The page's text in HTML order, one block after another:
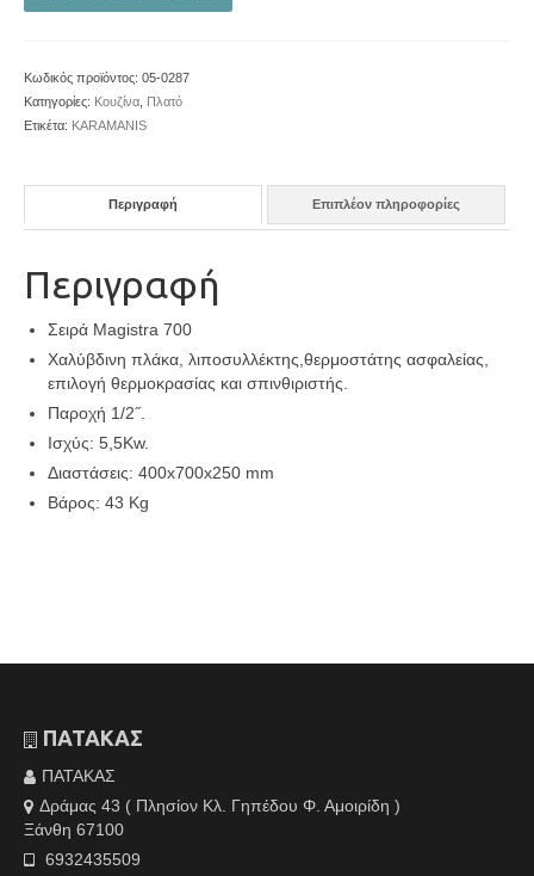
Κωδικός προϊόντος: 05-0287
Κατηγορίες: Κουζίνα Πλατό
Ετικέτα: KARAMANIS
Περιγραφή Επιπλέον πληροφορίες
Περιγραφή
Σειρά Magistra 700
Χαλύβδινη πλάκα, λιποσυλλέκτης,θερμοστάτης ασφαλείας,
επιλογή θερμοκρασίας και σπινθιριστής.
Παροχή 1/2˝.
Ισχύς: 5,5Kw.
Διαστάσεις: 400x700x250 mm
Βάρος: 43 Kg
ΠΑΤΑΚΑΣ
ΠΑΤΑΚΑΣ
Δράμας 43 ( Πλησίον Κλ. Γηπέδου Φ. Αμοιρίδη )
Ξάνθη 67100
6932435509